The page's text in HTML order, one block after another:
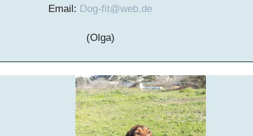
Email: Dog-fit@web.de
(Olga)